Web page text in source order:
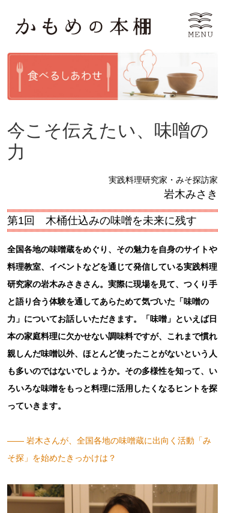
今こそ伝えたい、味噌の
力
実践料理研究家・みそ探訪家
岩木みさき
第1回 木桶仕込みの味噌を未来に残す
全国各地の味噌蔵をめぐり、その魅力を自身のサイトや
料理教室、イベントなどを通じて発信している実践料理
研究家の岩木みさきさん。実際に現場を見て、つくり手
と語り合う体験を通してあらためて気づいた「味噌の
力」についてお話しいただきます。「味噌」といえば日
本の家庭料理に欠かせない調味料ですが、これまで慣れ
親しんだ味噌以外、ほとんど使ったことがないという人
も多いのではないでしょうか。その多様性を知って、い
ろいろな味噌をもっと料理に活用したくなるヒントを探
っていきます。
―― 岩木さんが、全国各地の味噌蔵に出向く活動「み
そ探」を始めたきっかけは？